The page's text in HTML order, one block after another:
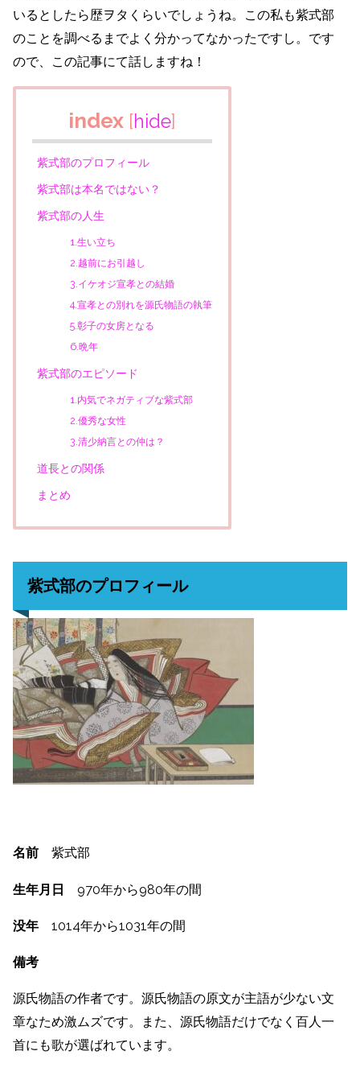
いるとしたら歴ヲタくらいでしょうね。この私も紫式部
のことを調べるまでよく分かってなかったですし。です
ので、この記事にて話しますね！
index [hide]
紫式部のプロフィール
紫式部は本名ではない？
紫式部の人生
1.生い立ち
2.越前にお引越し
3.イケオジ宣孝との結婚
4.宣孝との別れを源氏物語の執筆
5.彰子の女房となる
6.晩年
紫式部のエピソード
1.内気でネガティブな紫式部
2.優秀な女性
3.清少納言との仲は？
道長との関係
まとめ
紫式部のプロフィール
名前紫式部
生年月日970年から980年の間
没年1014年から1031年の間
備考
源氏物語の作者です。源氏物語の原文が主語が少ない文
章なため激ムズです。また、源氏物語だけでなく百人一
首にも歌が選ばれています。